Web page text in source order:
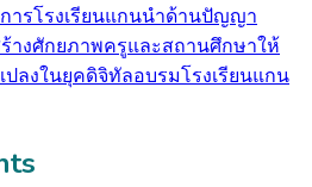
ารโรงเรียนแกนนำด้านปัญญา
ร้างศักยภาพครูและสถานศึกษาให้
ลงในยุคดิจิทัลอบรมโรงเรียนแกน